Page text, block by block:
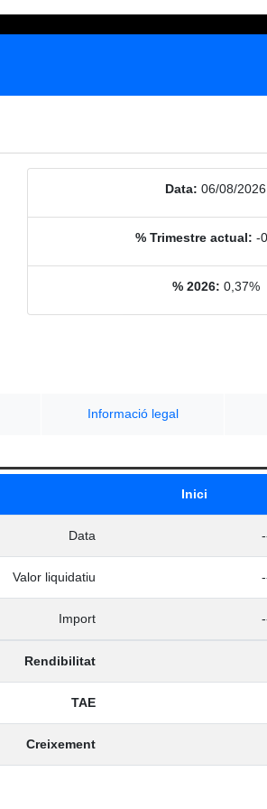
Data: 06/08/2026
% Trimestre actual: -
% 2026: 0,37%
Informació legal
Inici
Data
Valor liquidatiu
Import
Rendibilitat
TAE
Creixement